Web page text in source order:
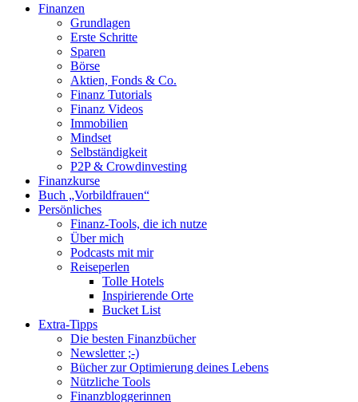
oben
Finanzen
Grundlagen
Erste Schritte
Sparen
Börse
Aktien, Fonds & Co.
Finanz Tutorials
Finanz Videos
Immobilien
Mindset
Selbständigkeit
P2P & Crowdinvesting
Finanzkurse
Buch „Vorbildfrauen“
Persönliches
Finanz-Tools, die ich nutze
Über mich
Podcasts mit mir
Reiseperlen
Tolle Hotels
Inspirierende Orte
Bucket List
Extra-Tipps
Die besten Finanzbücher
Newsletter ;-)
Bücher zur Optimierung deines Lebens
Nützliche Tools
Finanzbloggerinnen